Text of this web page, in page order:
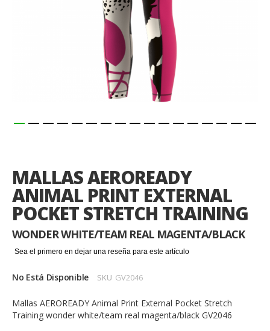
MALLAS AEROREADY
ANIMAL PRINT EXTERNAL
POCKET STRETCH TRAINING
WONDER WHITE/TEAM REAL MAGENTA/BLACK
Sea el primero en dejar una reseña para este artículo
No Está Disponible SKU GV2046
Mallas AEROREADY Animal Print External Pocket Stretch
Training wonder white/team real magenta/black GV2046
de
la
galería
de
imágenes